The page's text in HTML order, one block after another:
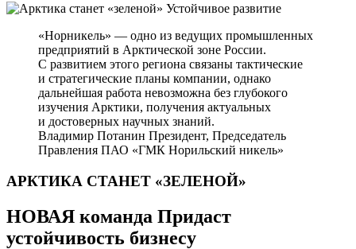
Устойчивое развитие
«Норникель» — одно из ведущих промышленных
предприятий в Арктической зоне России.
С развитием этого региона связаны тактические
и стратегические планы компании, однако
дальнейшая работа невозможна без глубокого
изучения Арктики, получения актуальных
и достоверных научных знаний.
Владимир Потанин Президент, Председатель
Правления ПАО «ГМК Норильский никель»
АРКТИКА СТАНЕТ «ЗЕЛЕНОЙ»
НОВАЯ команда Придаст
устойчивость бизнесу